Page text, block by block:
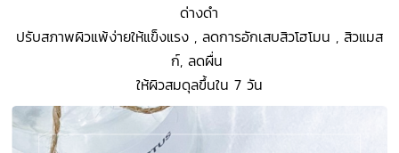
ด่างดำ
ปรับสภาพผิวแพ้ง่ายให้แข็งแรง , ลดการอักเสบสิวโฮโมน , สิวแมส
ก์, ลดผื่น
ให้ผิวสมดุลขึ้นใน 7 วัน